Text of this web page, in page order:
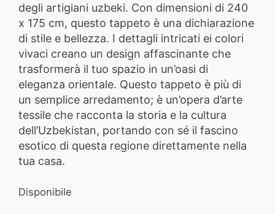
degli artigiani uzbeki. Con dimensioni di 240
x 175 cm, questo tappeto è una dichiarazione
di stile e bellezza. I dettagli intricati ei colori
vivaci creano un design affascinante che
trasformerà il tuo spazio in un’oasi di
eleganza orientale. Questo tappeto è più di
un semplice arredamento; è un’opera d’arte
tessile che racconta la storia e la cultura
dell’Uzbekistan, portando con sé il fascino
esotico di questa regione direttamente nella
tua casa.
Disponibile